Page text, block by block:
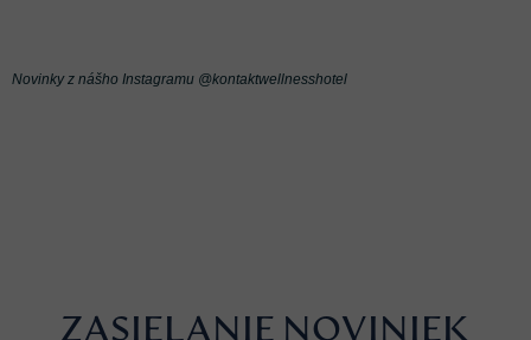
Novinky z nášho Instagramu @kontaktwellnesshotel
ZASIELANIE NOVINIEK